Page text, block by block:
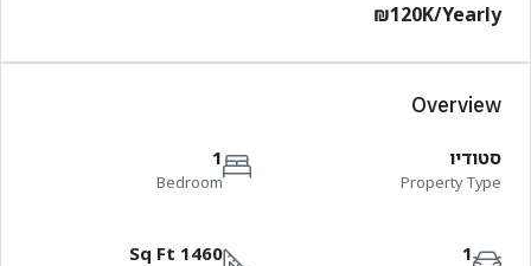
₪120K/Yearly
Overview
סטודיו
Property Type
1
Bedroom
1
1460 Sq Ft